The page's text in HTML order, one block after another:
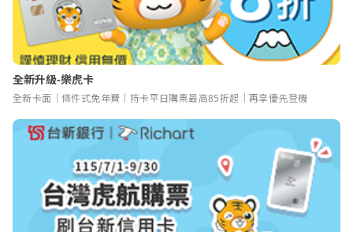
全新升級-樂虎卡
全新卡面｜條件式免年費｜持卡平日購票最高85折起｜再享優先登機